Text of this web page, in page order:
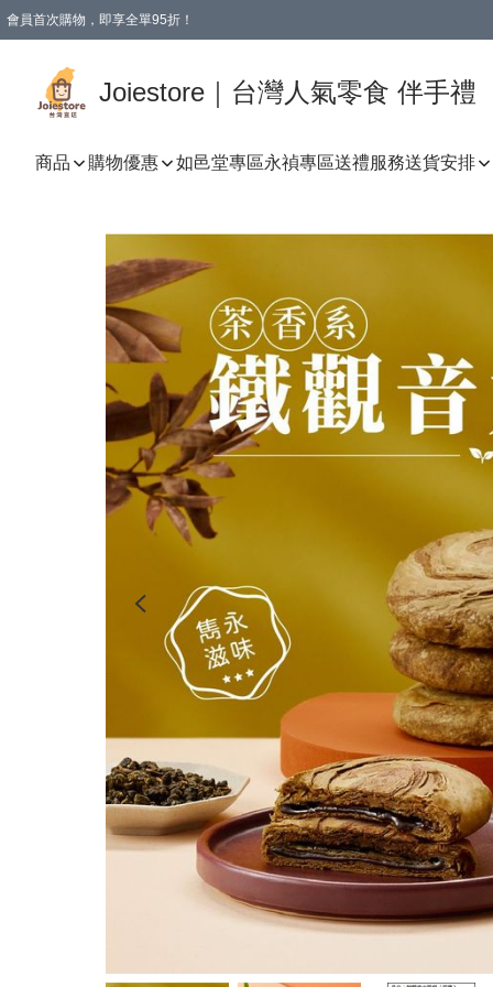
會員首次購物，即享全單95折！
Joiestore｜台灣人氣零食 伴手禮
商品 購物優惠 如邑堂專區永禎專區送禮服務送貨安排